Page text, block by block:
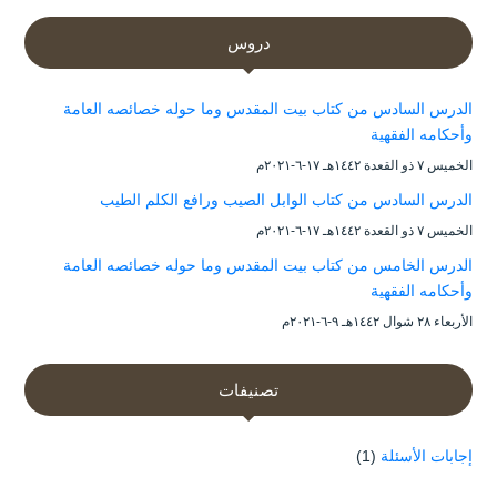
دروس
الدرس السادس من كتاب بيت المقدس وما حوله خصائصه العامة
وأحكامه الفقهية
الخميس ۷ ذو القعدة ۱٤٤۲هـ ۱۷-٦-۲۰۲۱م
الدرس السادس من كتاب الوابل الصيب ورافع الكلم الطيب
الخميس ۷ ذو القعدة ۱٤٤۲هـ ۱۷-٦-۲۰۲۱م
الدرس الخامس من كتاب بيت المقدس وما حوله خصائصه العامة
وأحكامه الفقهية
الأربعاء ۲۸ شوال ۱٤٤۲هـ ۹-٦-۲۰۲۱م
تصنيفات
إجابات الأسئلة (1)